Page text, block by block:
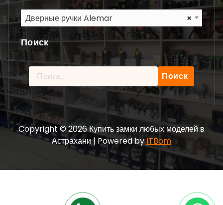
×
Дверные ручки Alemar
Поиск
Найти:
Copyright © 2026 Купить замки любых моделей в
Астрахани | Powered byITBom